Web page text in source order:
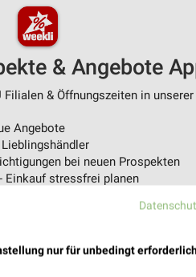
& Angebote
Filialen & Öffnungszeiten in unserer
Angebote
bei neuen Prospekten
Einkauf stressfrei planen
App jetzt laden oder QR-Code
nur für unbedingt